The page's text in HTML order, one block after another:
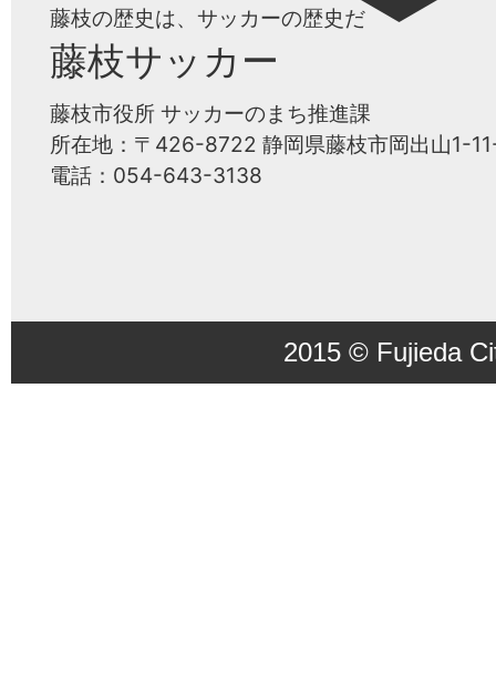
藤枝の歴史は、サッカーの歴史だ
藤枝サッカー
藤枝市役所 サッカーのまち推進課
所在地：〒426-8722 静岡県藤枝市岡出山1-
電話：054-643-3138
2015 © Fujieda